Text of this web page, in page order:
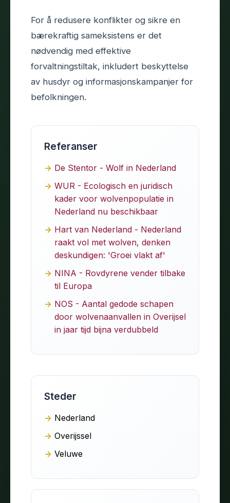
For å redusere konflikter og sikre en
bærekraftig sameksistens er det
nødvendig med effektive
forvaltningstiltak, inkludert beskyttelse
av husdyr og informasjonskampanjer for
befolkningen.
Referanser
De Stentor - Wolf in Nederland
WUR - Ecologisch en juridisch
kader voor wolvenpopulatie in
Nederland nu beschikbaar
Hart van Nederland - Nederland
raakt vol met wolven, denken
deskundigen: 'Groei vlakt af'
NINA - Rovdyrene vender tilbake
til Europa
NOS - Aantal gedode schapen
door wolvenaanvallen in Overijsel
in jaar tijd bijna verdubbeld
Steder
Nederland
Overijssel
Veluwe